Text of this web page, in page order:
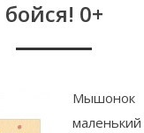
бойся! 0+